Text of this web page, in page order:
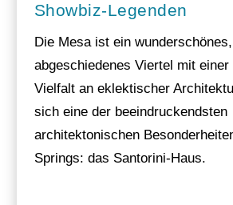
Showbiz-Legenden
Die Mesa ist ein wunderschönes,
abgeschiedenes Viertel mit
Vielfalt an eklektischer
sich eine der beeindruckendsten
architektonischen
Springs: das Santorini-Haus.